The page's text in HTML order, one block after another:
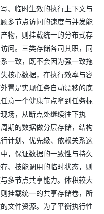
、临时生效的执行上下文与
多节点访问的速度与并发能
物，则挂载统一的分布式存
问。三类存储各司其职，同
一致，既不会因为强一致拖
核心数据，在执行效率与容
置是实现任务自动漂移的底
意一个健康节点拿到任务标
场，从断点处继续往下执
期的数据做分层存储，结构
计划、优先级、依赖关系这
，保证数据的一致性与持久
、技能调用的临时状态，则
多节点共享能力。体积较大
挂载统一的共享存储卷，所
文件资源。为了平衡执行性